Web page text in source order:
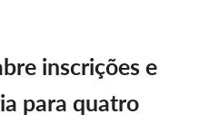
inscrições e
para quatro